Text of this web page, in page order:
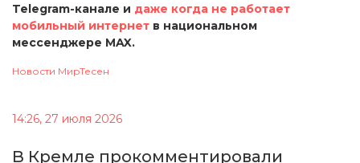
Telegram-канале и даже когда не работает
мобильный интернет в национальном
мессенджере MAX.
Новости МирТесен
14:26, 27 июля 2026
В Кремле прокомментировали